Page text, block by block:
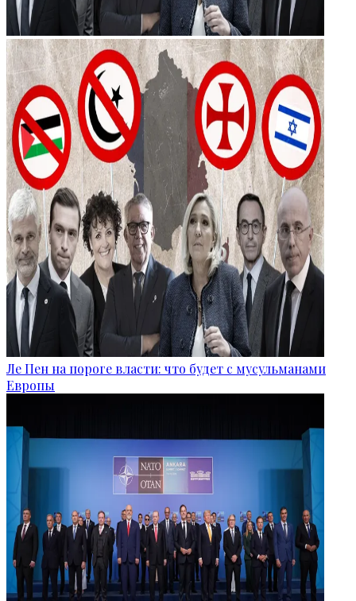
Ле Пен на пороге власти: что будет с мусульманами
Европы